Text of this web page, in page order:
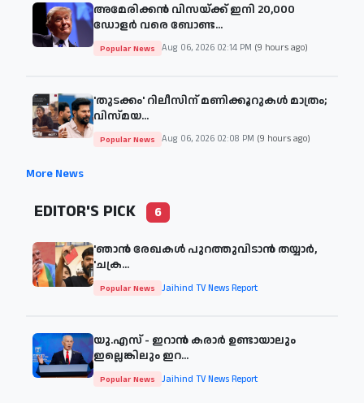
അമേരിക്കൻ വിസയ്ക്ക് ഇനി 20,000
ഡോളർ വരെ ബോണ്ട...
Popular News Aug 06, 2026 02:14 PM (9 hours ago)
'തുടക്കം' റിലീസിന് മണിക്കൂറുകൾ മാത്രം;
വിസ്മയ...
Popular News Aug 06, 2026 02:08 PM (9 hours ago)
More News
EDITOR'S PICK 6
'ഞാന്‍ രേഖകള്‍ പുറത്തുവിടാന്‍ തയ്യാര്‍,
'ചക്ര...
Popular News Jaihind TV News Report
യു.എസ് - ഇറാൻ കരാർ ഉണ്ടായാലും
ഇല്ലെങ്കിലും ഇറ...
Popular News Jaihind TV News Report